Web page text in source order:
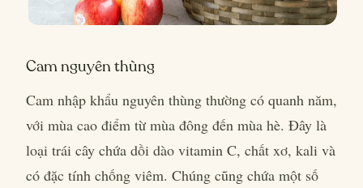
Cam nguyên thùng
Cam nhập khẩu nguyên thùng thường có quanh năm,
với mùa cao điểm từ mùa đông đến mùa hè. Đây là
loại trái cây chứa dồi dào vitamin C, chất xơ, kali và
có đặc tính chống viêm. Chúng cũng chứa một số